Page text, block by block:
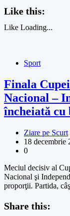
Like this:
Like Loading...
Sport
Finala
Nacional –
încheiată
Ziare pe Scurt
18 decembrie
0
Meciul decisiv al
Nacional şi
proporţii. Partida,
Share this: